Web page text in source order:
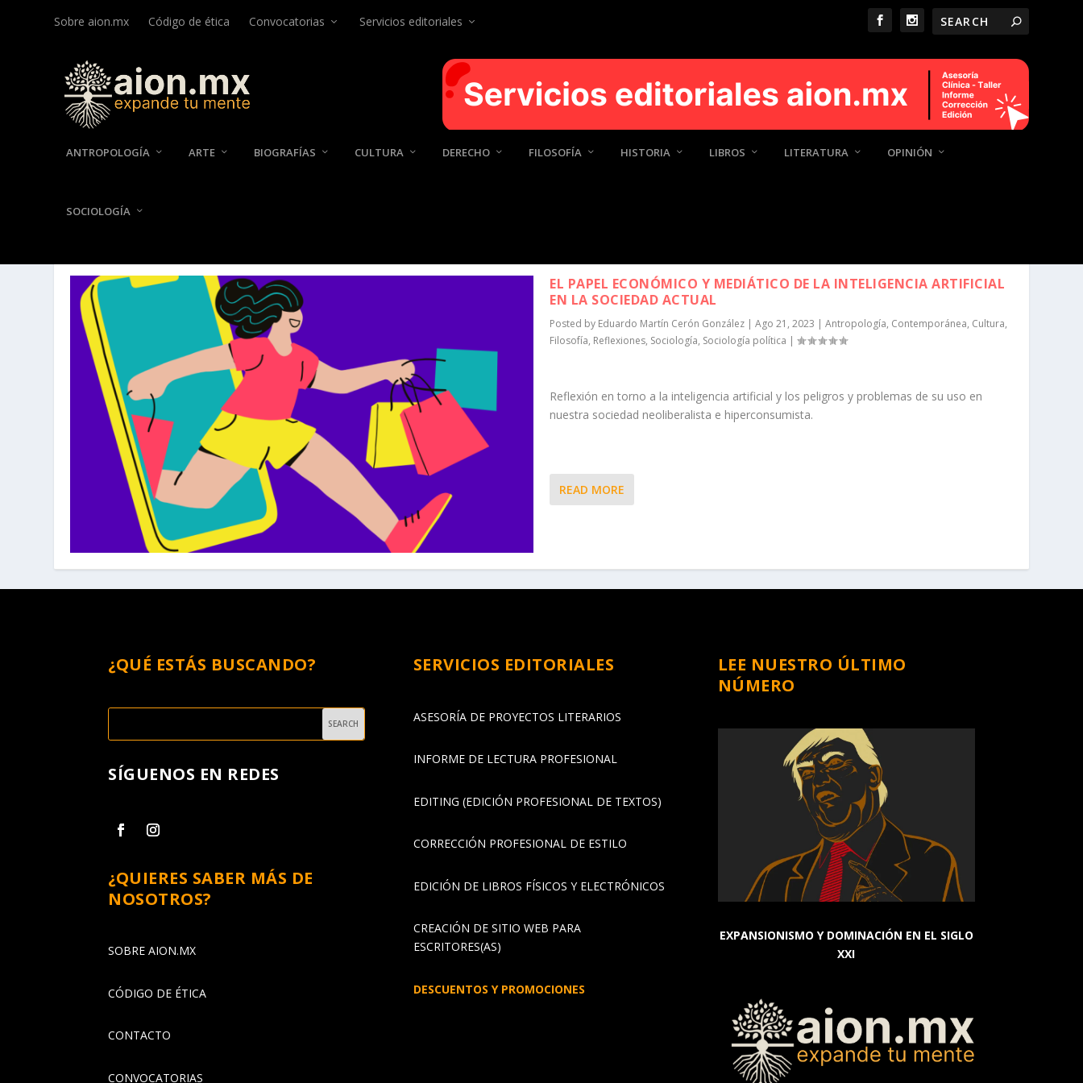
Sobre aion.mx Código de ética Convocatorias Servicios editoriales
ANTROPOLOGÍA ARTE BIOGRAFÍAS CULTURA DERECHO FILOSOFÍA HISTORIA LIBROS LITERATURA OPINIÓN
SOCIOLOGÍA
EL PAPEL ECONÓMICO Y MEDIÁTICO DE LA INTELIGENCIA ARTIFICIAL
EN LA SOCIEDAD ACTUAL
Posted by Eduardo Martín Cerón González | Ago 21, 2023 | Antropología, Contemporánea, Cultura,
Filosofía, Reflexiones, Sociología, Sociología política |
Reflexión en torno a la inteligencia artificial y los peligros y problemas de su uso en
nuestra sociedad neoliberalista e hiperconsumista.
READ MORE
¿QUÉ ESTÁS BUSCANDO?
SÍGUENOS EN REDES
¿QUIERES SABER MÁS DE
NOSOTROS?
SOBRE AION.MX
CÓDIGO DE ÉTICA
CONTACTO
CONVOCATORIAS
SERVICIOS EDITORIALES
ASESORÍA DE PROYECTOS LITERARIOS
INFORME DE LECTURA PROFESIONAL
EDITING (EDICIÓN PROFESIONAL DE TEXTOS)
CORRECCIÓN PROFESIONAL DE ESTILO
EDICIÓN DE LIBROS FÍSICOS Y ELECTRÓNICOS
CREACIÓN DE SITIO WEB PARA
ESCRITORES(AS)
DESCUENTOS Y PROMOCIONES
LEE NUESTRO ÚLTIMO
NÚMERO
EXPANSIONISMO Y DOMINACIÓN EN EL SIGLO
XXI